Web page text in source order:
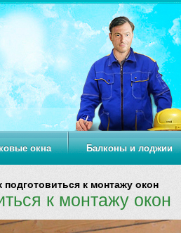
окна Балконы и лоджии
На главную
подготовиться к монтажу окон
к монтажу окон